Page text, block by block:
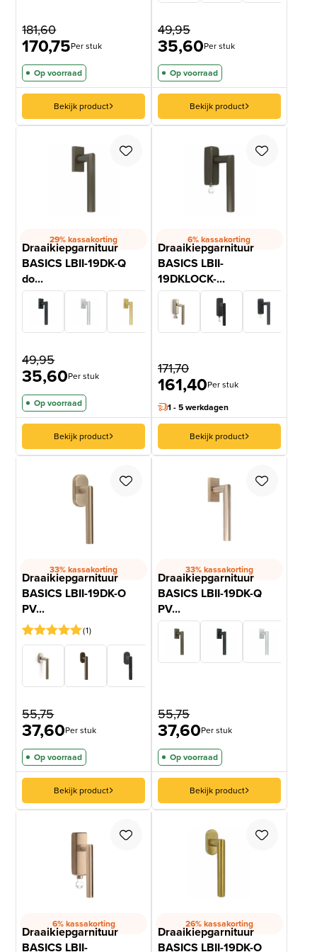
181,60
170,75Per stuk
Op voorraad
Bekijk product
49,95
35,60Per stuk
Op voorraad
Bekijk product
29% kassakorting
Draaikiepgarnituur
BASICS LBII-19DK-Q
do...
49,95
35,60Per stuk
Op voorraad
Bekijk product
6% kassakorting
Draaikiepgarnituur
BASICS LBII-
19DKLOCK-...
171,70
161,40Per stuk
1 - 5 werkdagen
Bekijk product
33% kassakorting
Draaikiepgarnituur
BASICS LBII-19DK-O
PV...
Gewaardeerd
op 5
1
1
55,75
37,60Per stuk
Op voorraad
Bekijk product
33% kassakorting
Draaikiepgarnituur
BASICS LBII-19DK-Q
PV...
55,75
37,60Per stuk
Op voorraad
Bekijk product
6% kassakorting
Draaikiepgarnituur
BASICS LBII-
26% kassakorting
Draaikiepgarnituur
BASICS LBII-19DK-O